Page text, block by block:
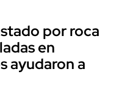
por roca
en
ayudaron a